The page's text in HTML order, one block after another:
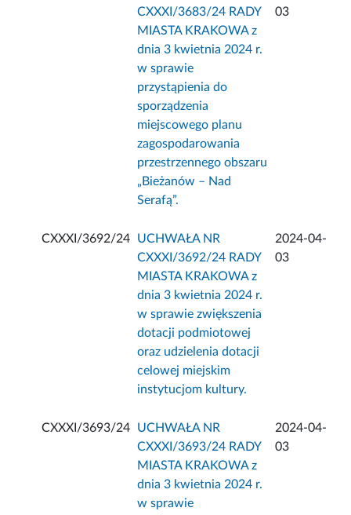
CXXXI/3683/24 RADY
MIASTA KRAKOWA z
dnia 3 kwietnia 2024 r.
w sprawie
przystąpienia do
sporządzenia
miejscowego planu
zagospodarowania
przestrzennego obszaru
„Bieżanów – Nad
Serafą”.
03
CXXXI/3692/24
UCHWAŁA NR
CXXXI/3692/24 RADY
MIASTA KRAKOWA z
dnia 3 kwietnia 2024 r.
w sprawie zwiększenia
dotacji podmiotowej
oraz udzielenia dotacji
celowej miejskim
instytucjom kultury.
2024-04-
03
CXXXI/3693/24
UCHWAŁA NR
CXXXI/3693/24 RADY
MIASTA KRAKOWA z
dnia 3 kwietnia 2024 r.
w sprawie
2024-04-
03